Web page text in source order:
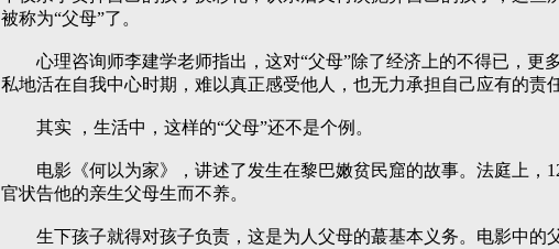
被称为“父母”了。
心理咨询师李建学老师指出，这对“父母”除了经济上的不得已，更
私地活在自我中心时期，难以真正感受他人，也无力承担自己应有的责
其实 ，生活中，这样的“父母”还不是个例。
电影《何以为家》，讲述了发生在黎巴嫩贫民窟的故事。法庭上，
官状告他的亲生父母生而不养。
生下孩子就得对孩子负责，这是为人父母的蕞基本义务。电影中的父